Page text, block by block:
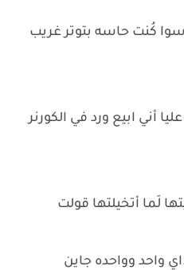
سوا كُنت حاسه بتوتر غريب
أني ابيع ورد في الكورنر
لَما أتخيلتها قولت
واحد وواحده جاين